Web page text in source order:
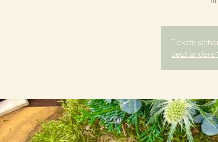
Tickets
Jetzt andere